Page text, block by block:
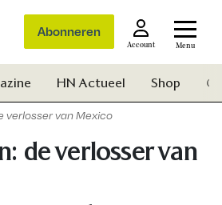
Abonneren
Account Menu
HN Actueel Shop
verlosser van Mexico
de verlosser van